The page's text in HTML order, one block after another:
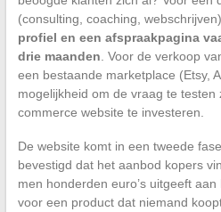
(consulting, coaching, webschrijven),
profiel en een afspraakpagina
drie maanden . Voor de verkoop
een bestaande marketplace (Etsy,
mogelijkheid om de vraag te
commerce website te investeren.
De website komt in een tweede
bevestigd dat het aanbod kopers
men honderden euro’s uitgeeft
voor een product dat niemand